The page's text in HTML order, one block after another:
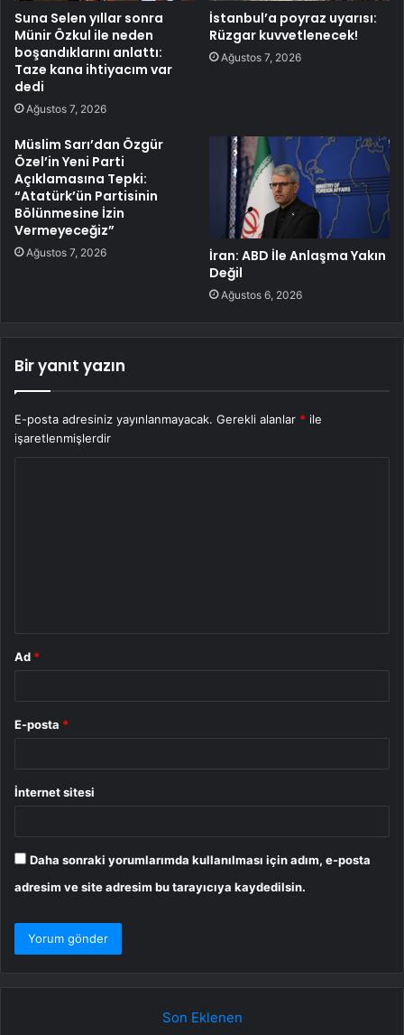
Suna Selen yıllar sonra
Münir Özkul ile neden
boşandıklarını anlattı:
Taze kana ihtiyacım var
dedi
Ağustos 7, 2026
İstanbul’a poyraz uyarısı:
Rüzgar kuvvetlenecek!
Ağustos 7, 2026
Müslim Sarı’dan Özgür
Özel’in Yeni Parti
Açıklamasına Tepki:
“Atatürk’ün Partisinin
Bölünmesine İzin
Vermeyeceğiz”
Ağustos 7, 2026
İran: ABD İle Anlaşma Yakın
Değil
Ağustos 6, 2026
Bir yanıt yazın
E-posta adresiniz yayınlanmayacak. Gerekli alanlar * ile
işaretlenmişlerdir
Ad *
E-posta *
İnternet sitesi
Daha sonraki yorumlarımda kullanılması için adım, e-posta
adresim ve site adresim bu tarayıcıya kaydedilsin.
Son Eklenen